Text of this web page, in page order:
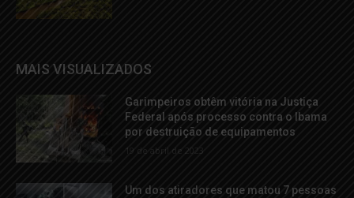
MAIS VISUALIZADOS
Garimpeiros obtêm vitória na Justiça
Federal após processo contra o Ibama
por destruição de equipamentos
19 de abril de 2023
Um dos atiradores que matou 7 pessoas